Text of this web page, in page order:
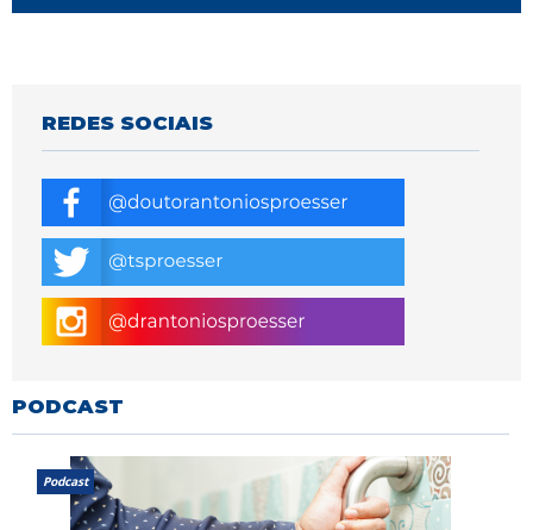
REDES SOCIAIS
PODCAST
Podcast